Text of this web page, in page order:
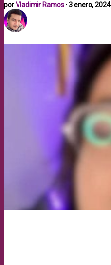
porVladimir Ramos·3 enero, 2024